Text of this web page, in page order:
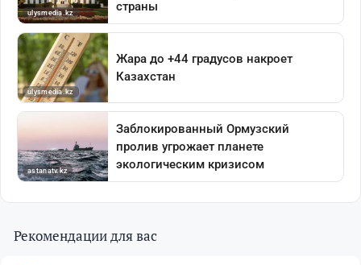
Рекомендации для вас